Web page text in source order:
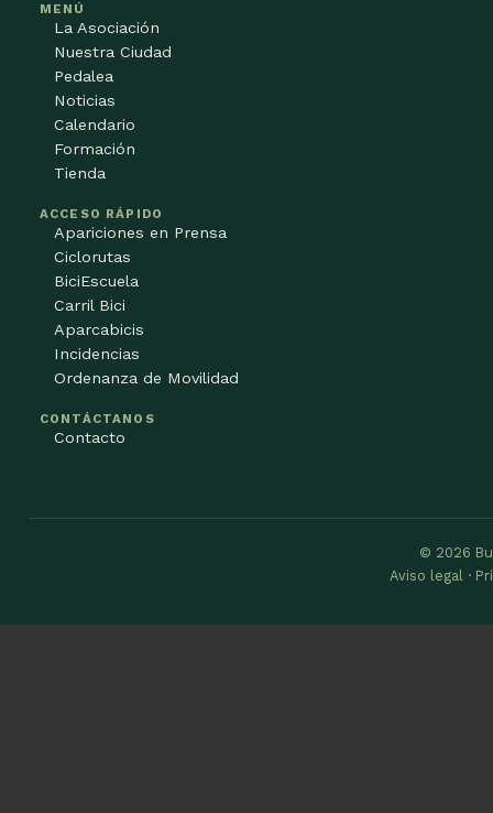
MENÚ
La Asociación
Nuestra Ciudad
Pedalea
Noticias
Calendario
Formación
Tienda
ACCESO RÁPIDO
Apariciones en Prensa
Ciclorutas
BiciEscuela
Carril Bici
Aparcabicis
Incidencias
Ordenanza de Movilidad
CONTÁCTANOS
Contacto
© 2026
Aviso legal ·